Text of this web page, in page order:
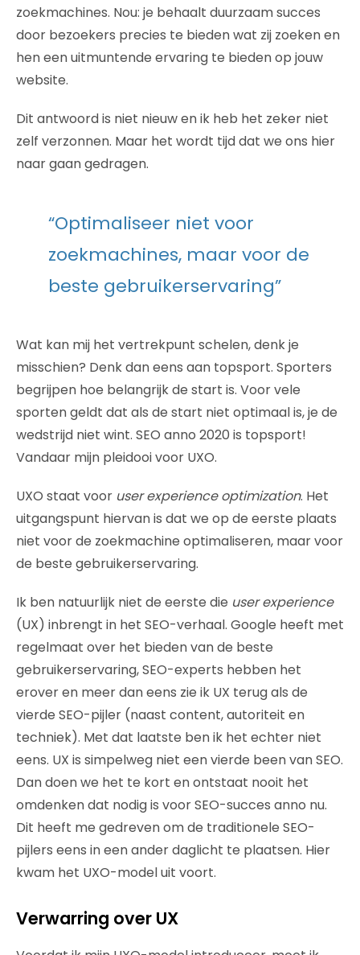
zoekmachines. Nou: je behaalt duurzaam succes
door bezoekers precies te bieden wat zij zoeken en
hen een uitmuntende ervaring te bieden op jouw
website.
Dit antwoord is niet nieuw en ik heb het zeker niet
zelf verzonnen. Maar het wordt tijd dat we ons hier
naar gaan gedragen.
“Optimaliseer niet voor
zoekmachines, maar voor de
beste gebruikerservaring”
Wat kan mij het vertrekpunt schelen, denk je
misschien? Denk dan eens aan topsport. Sporters
begrijpen hoe belangrijk de start is. Voor vele
sporten geldt dat als de start niet optimaal is, je de
wedstrijd niet wint. SEO anno 2020 is topsport!
Vandaar mijn pleidooi voor UXO.
UXO staat voor user experience optimization. Het
uitgangspunt hiervan is dat we op de eerste plaats
niet voor de zoekmachine optimaliseren, maar voor
de beste gebruikerservaring.
Ik ben natuurlijk niet de eerste die user experience
(UX) inbrengt in het SEO-verhaal. Google heeft met
regelmaat over het bieden van de beste
gebruikerservaring, SEO-experts hebben het
erover en meer dan eens zie ik UX terug als de
vierde SEO-pijler (naast content, autoriteit en
techniek). Met dat laatste ben ik het echter niet
eens. UX is simpelweg niet een vierde been van SEO.
Dan doen we het te kort en ontstaat nooit het
omdenken dat nodig is voor SEO-succes anno nu.
Dit heeft me gedreven om de traditionele SEO-
pijlers eens in een ander daglicht te plaatsen. Hier
kwam het UXO-model uit voort.
Verwarring over UX